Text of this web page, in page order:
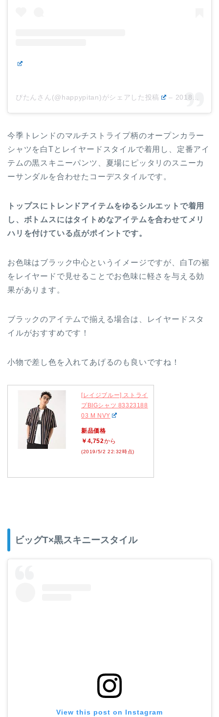
ぴたんさん(@happypitan)がシェアした投稿 – 2018年 7月月7日午後3時52分PDT
今季トレンドのマルチストライプ柄のオープンカラー
シャツを白Tとレイヤードスタイルで着用し、定番アイ
テムの黒スキニーパンツ、夏場にピッタリのスニーカ
ーサンダルを合わせたコーデスタイルです。
トップスにトレンドアイテムをゆるシルエットで着用
し、ボトムスにはタイトめなアイテムを合わせてメリ
ハリを付けている点がポイントです。
お色味はブラック中心というイメージですが、白Tの裾
をレイヤードで見せることでお色味に軽さを与える効
果があります。
ブラックのアイテムで揃える場合は、レイヤードスタ
イルがおすすめです！
小物で差し色を入れてあげるのも良いですね！
[レイジブルー] ストライ
プBIGシャツ 83323188
03 M NVY
新品価格
￥4,752から
(2019/5/2 22:32時点)
ビッグT×黒スキニースタイル
View this post on Instagram